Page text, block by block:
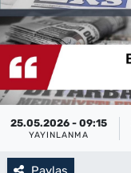
25.05.2026 - 09:15
YAYINLANMA